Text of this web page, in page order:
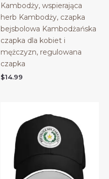
Kambodży, wspierająca
herb Kambodży, czapka
bejsbolowa Kambodżańska
czapka dla kobiet i
mężczyzn, regulowana
czapka
$14.99